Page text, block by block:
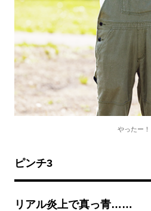
やったー！
ピンチ3
リアル炎上で真っ青……